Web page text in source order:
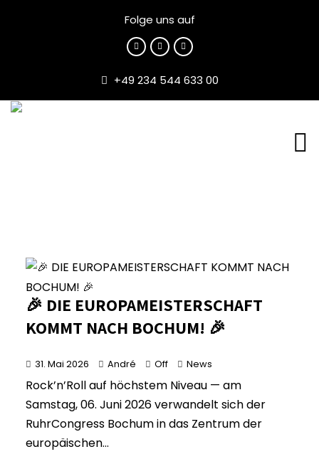
Folge uns auf
+49 234 544 633 00
🎉 DIE EUROPAMEISTERSCHAFT
KOMMT NACH BOCHUM! 🎉
31. Mai 2026 André Off News
Rock’n’Roll auf höchstem Niveau — am
Samstag, 06. Juni 2026 verwandelt sich der
RuhrCongress Bochum in das Zentrum der
europäischen...